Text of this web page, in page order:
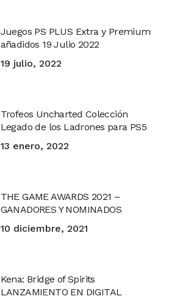
Juegos PS PLUS Extra y Premium
añadidos 19 Julio 2022
19 julio, 2022
Trofeos Uncharted Colección
Legado de los Ladrones para PS5
13 enero, 2022
THE GAME AWARDS 2021 –
GANADORES Y NOMINADOS
10 diciembre, 2021
Kena: Bridge of Spirits
LANZAMIENTO EN DIGITAL